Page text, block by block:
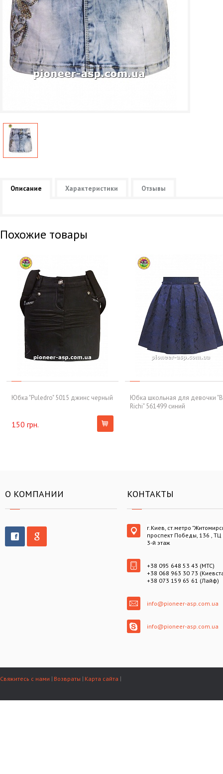
Описание Характеристики Отзывы
Похожие товары
Юбка "Puledro" 5015 джинс черный
150 грн.
Юбка школьная для девочки
Richi" 561499 синий
О КОМПАНИИ КОНТАКТЫ
г.Киев, ст.метро
проспект Победы, 136 , ТЦ
3-й этаж
+38 095 648 53 43 (МТС)
+38 068 963 30 73
+38 073 159 65 61 (Лайф)
info@pioneer-asp.com.ua
info@pioneer-asp.com.ua
Свяжитесь с нами Возвраты Карта сайта